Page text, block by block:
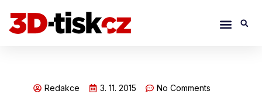
na
Menu
Redakce 3. 11. 2015 No Comments